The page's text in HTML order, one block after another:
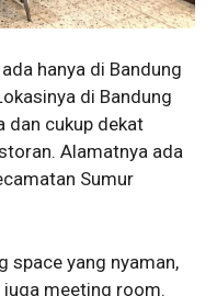
hanya di Bandung
di Bandung
dan cukup dekat
Alamatnya ada
Sumur
space yang nyaman,
meeting room.